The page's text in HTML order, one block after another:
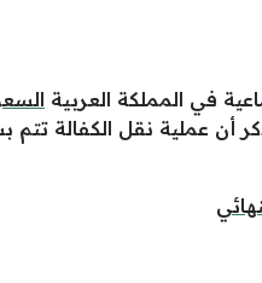
في المملكة العربية
أن عملية نقل الكفالة